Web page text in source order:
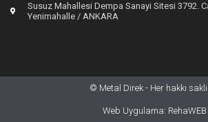
Susuz Mahallesi Dempa Sanayi Sitesi 3792.
Yenimahalle / ANKARA
© Metal Direk - Her hakkı
Web Uygulama: RehaWEB